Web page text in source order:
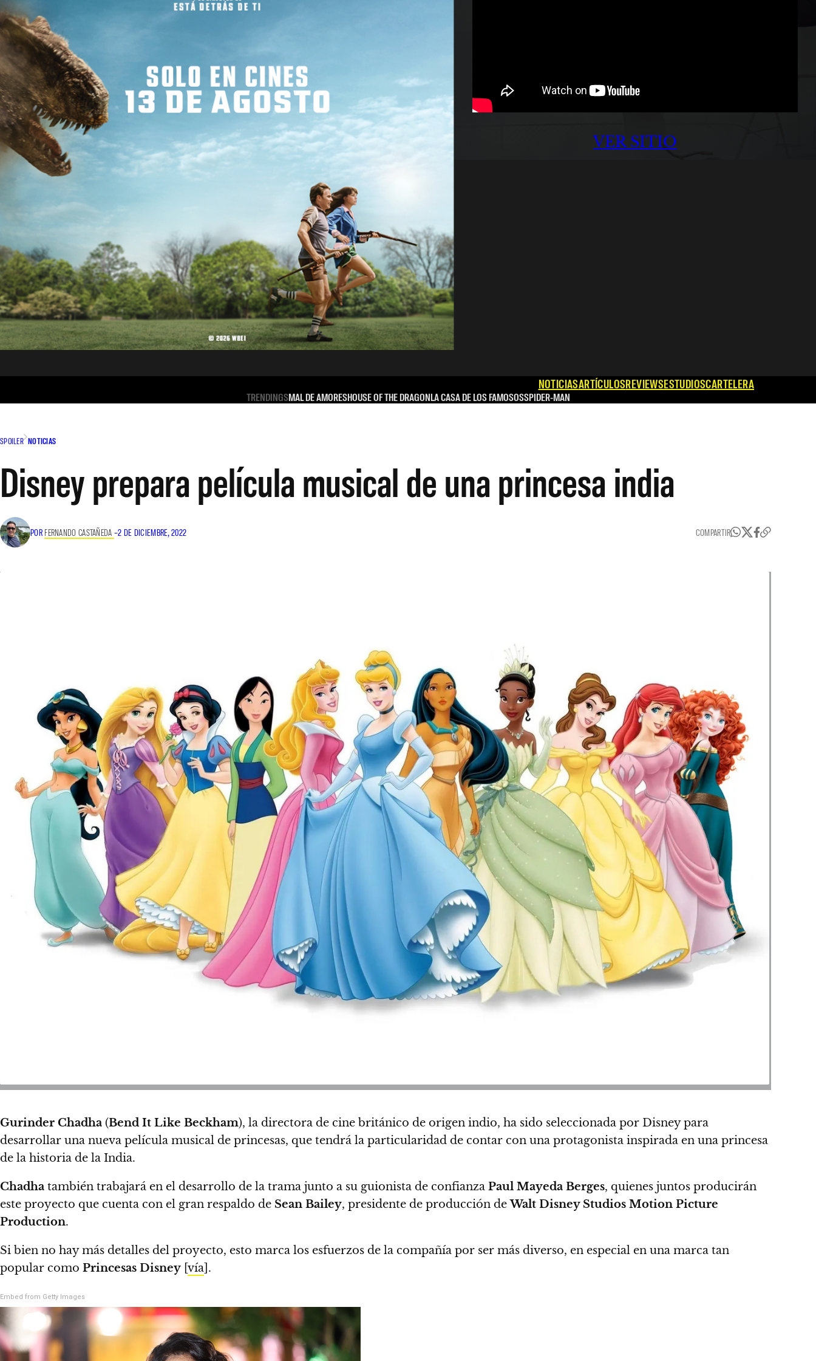
VER SITIO
NOTICIASARTÍCULOSREVIEWSESTUDIOSCARTELERA
TRENDINGSMAL DE AMORESHOUSE OF THE DRAGONLA CASA DE LOS FAMOSOSSPIDER-MAN
SPOILER NOTICIAS
Disney prepara película musical de una princesa india
POR FERNANDO CASTAÑEDA –2 DE DICIEMBRE, 2022 COMPARTIR
Gurinder Chadha (Bend It Like Beckham), la directora de cine británico de origen indio, ha sido seleccionada por Disney para
desarrollar una nueva película musical de princesas, que tendrá la particularidad de contar con una protagonista inspirada en una princesa
de la historia de la India.
Chadha también trabajará en el desarrollo de la trama junto a su guionista de confianza Paul Mayeda Berges, quienes juntos producirán
este proyecto que cuenta con el gran respaldo de Sean Bailey, presidente de producción deWalt Disney Studios Motion Picture
Production.
Si bien no hay más detalles del proyecto, esto marca los esfuerzos de la compañía por ser más diverso, en especial en una marca tan
popular como Princesas Disney vía ].
Embed from Getty Images